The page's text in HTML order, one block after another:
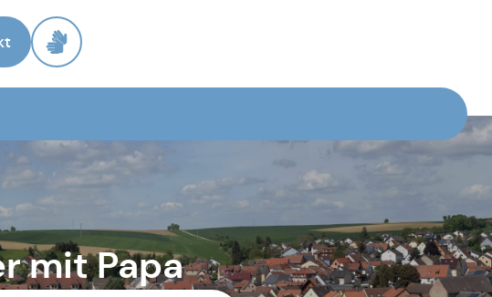
mit Papa